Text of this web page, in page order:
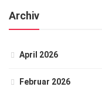
Archiv
April 2026
Februar 2026